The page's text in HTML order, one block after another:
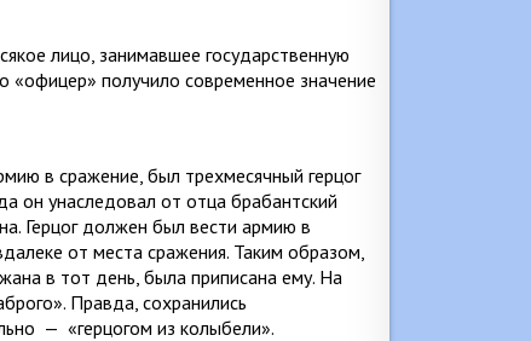
лицо, занимавшее государст­венную
«офицер» получило совре­менное значение
в сражение, был трехмесяч­ный герцог
он унаследовал от отца брабантский
Герцог должен был вести армию в
от места сражения. Таким образом,
в тот день, была припи­сана ему. На
Правда, сохрани­лись
— «герцогом из колыбели».